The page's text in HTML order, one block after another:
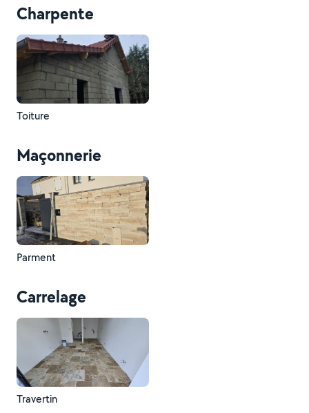
Charpente
Toiture
Maçonnerie
Parment
Carrelage
Travertin